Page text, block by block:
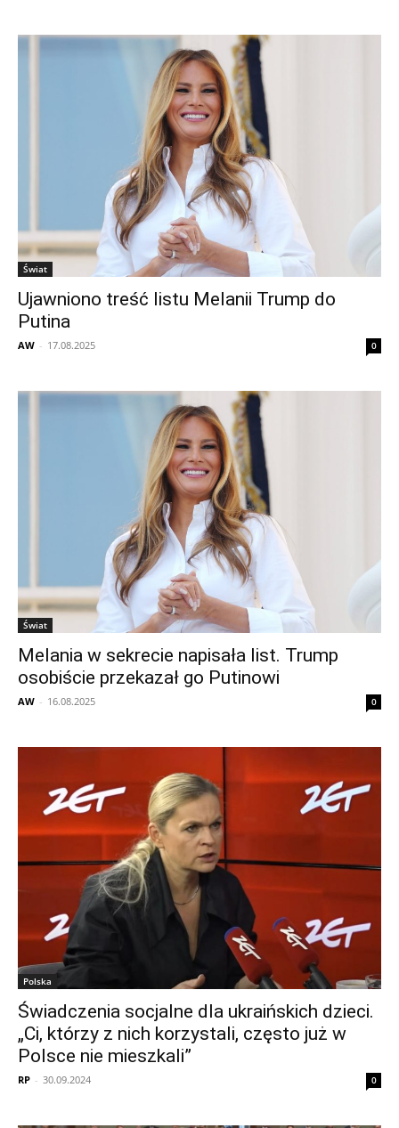
Świat
Ujawniono treść listu Melanii Trump do
Putina
AW - 17.08.2025 0
Świat
Melania w sekrecie napisała list. Trump
osobiście przekazał go Putinowi
AW - 16.08.2025 0
Polska
Świadczenia socjalne dla ukraińskich dzieci.
„Ci, którzy z nich korzystali, często już w
Polsce nie mieszkali”
RP - 30.09.2024 0